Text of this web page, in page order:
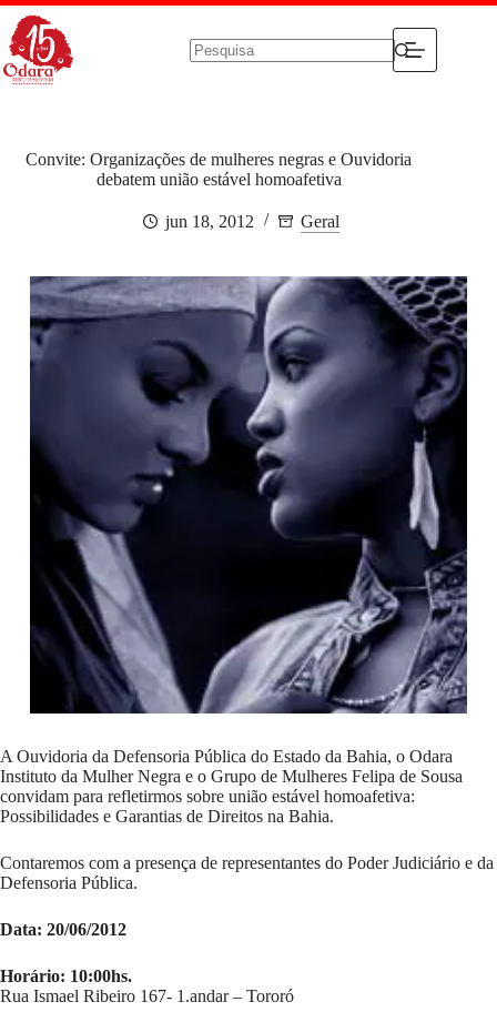
Pular
para
conteúdo
Convite: Organizações de mulheres negras e Ouvidoria
debatem união estável homoafetiva
jun 18, 2012 Geral
A Ouvidoria da Defensoria Pública do Estado da Bahia, o Odara
Instituto da Mulher Negra e o Grupo de Mulheres Felipa de Sousa
convidam para refletirmos sobre união estável homoafetiva:
Possibilidades e Garantias de Direitos na Bahia.
Contaremos com a presença de representantes do Poder Judiciário e da
Defensoria Pública.
Data: 20/06/2012
Horário: 10:00hs.
Rua Ismael Ribeiro 167- 1.andar – Tororó